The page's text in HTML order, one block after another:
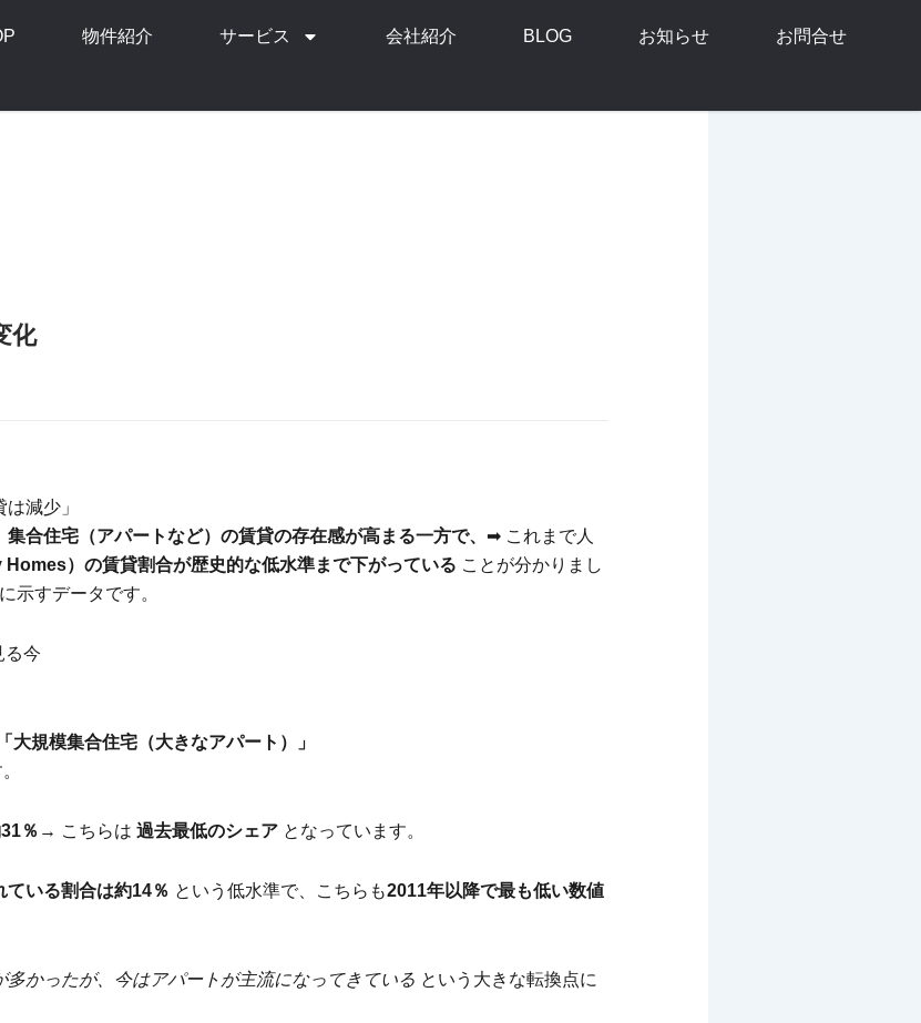
物件紹介 サービス 会社紹介 BLOG お知らせ お問合せ
化
減少」
集合住宅（アパートなど）の賃貸の存在感が高まる一方で、 ➡ これまで人
）の賃貸割合が歴史的な低水準まで下がっている ことが分かりまし
示すデータです。
る今
規模集合住宅（大きなアパート）」
％ → こちらは過去最低のシェア となっています。
いる割合は約14％ という低水準で、こちらも2011年以降で最も低い数値
かったが、今はアパートが主流になってきている という大きな転換点に